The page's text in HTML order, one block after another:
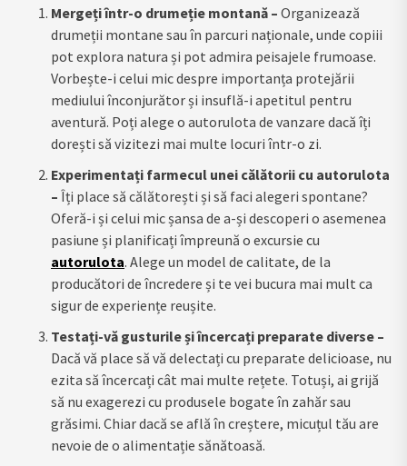
Mergeți într-o drumeție montană – Organizează
drumeții montane sau în parcuri naționale, unde copiii
pot explora natura și pot admira peisajele frumoase.
Vorbește-i celui mic despre importanța protejării
mediului înconjurător și insuflă-i apetitul pentru
aventură. Poți alege o autorulota de vanzare dacă îți
dorești să vizitezi mai multe locuri într-o zi.
Experimentați farmecul unei călătorii cu autorulota
– Îți place să călătorești și să faci alegeri spontane?
Oferă-i și celui mic șansa de a-și descoperi o asemenea
pasiune și planificați împreună o excursie cu
autorulota. Alege un model de calitate, de la
producători de încredere și te vei bucura mai mult ca
sigur de experiențe reușite.
Testați-vă gusturile și încercați preparate diverse –
Dacă vă place să vă delectați cu preparate delicioase, nu
ezita să încercați cât mai multe rețete. Totuși, ai grijă
să nu exagerezi cu produsele bogate în zahăr sau
grăsimi. Chiar dacă se află în creștere, micuțul tău are
nevoie de o alimentație sănătoasă.